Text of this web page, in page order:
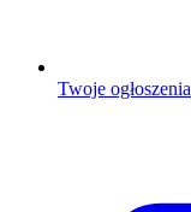
Twoje ogłoszenia